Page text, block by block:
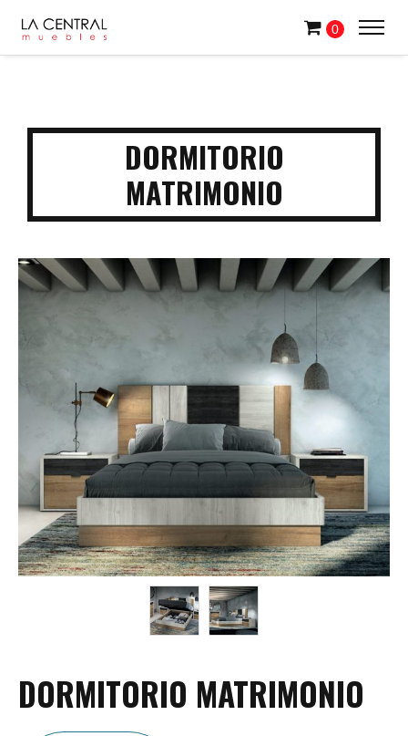
0
DORMITORIO
MATRIMONIO
DORMITORIO MATRIMONIO